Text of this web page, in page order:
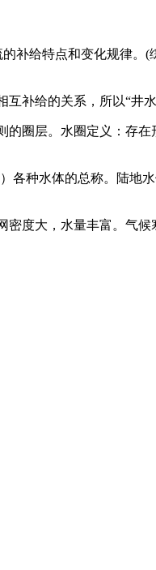
补给特点和变化规律。
补给的关系，所以“井
圈层。水圈定义：存
各种水体的总称。陆地
度大，水量丰富。气